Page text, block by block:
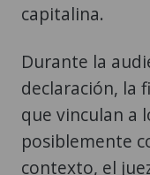
capitalina.
Durante la
declaración, la
que vinculan a
posiblemente
contexto, el